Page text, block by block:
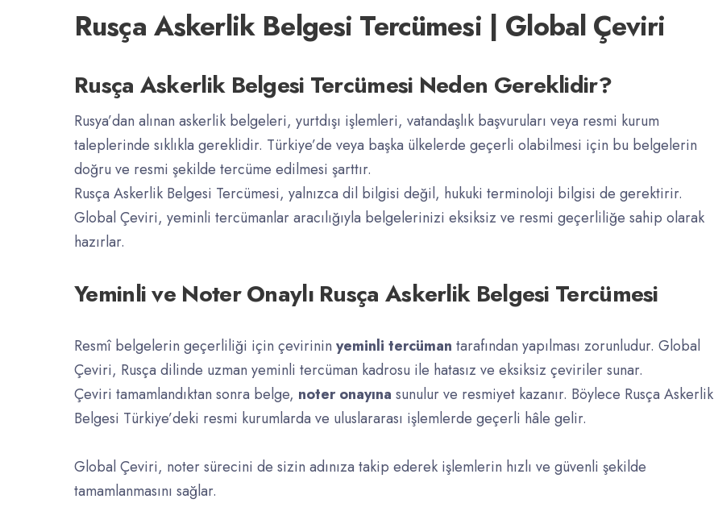
Rusça Askerlik Belgesi Tercümesi | Global Çeviri
Rusça Askerlik Belgesi Tercümesi Neden Gereklidir?
Rusya’dan alınan askerlik belgeleri, yurtdışı işlemleri, vatandaşlık başvuruları veya resmi kurum
taleplerinde sıklıkla gereklidir. Türkiye’de veya başka ülkelerde geçerli olabilmesi için bu belgelerin
doğru ve resmi şekilde tercüme edilmesi şarttır.
Rusça Askerlik Belgesi Tercümesi, yalnızca dil bilgisi değil, hukuki terminoloji bilgisi de gerektirir.
Global Çeviri, yeminli tercümanlar aracılığıyla belgelerinizi eksiksiz ve resmi geçerliliğe sahip olarak
hazırlar.
Yeminli ve Noter Onaylı Rusça Askerlik Belgesi Tercümesi
Resmî belgelerin geçerliliği için çevirinin yeminli tercüman tarafından yapılması zorunludur. Global
Çeviri, Rusça dilinde uzman yeminli tercüman kadrosu ile hatasız ve eksiksiz çeviriler sunar.
Çeviri tamamlandıktan sonra belge, noter onayına sunulur ve resmiyet kazanır. Böylece Rusça Askerlik
Belgesi Türkiye’deki resmi kurumlarda ve uluslararası işlemlerde geçerli hâle gelir.
Global Çeviri, noter sürecini de sizin adınıza takip ederek işlemlerin hızlı ve güvenli şekilde
tamamlanmasını sağlar.